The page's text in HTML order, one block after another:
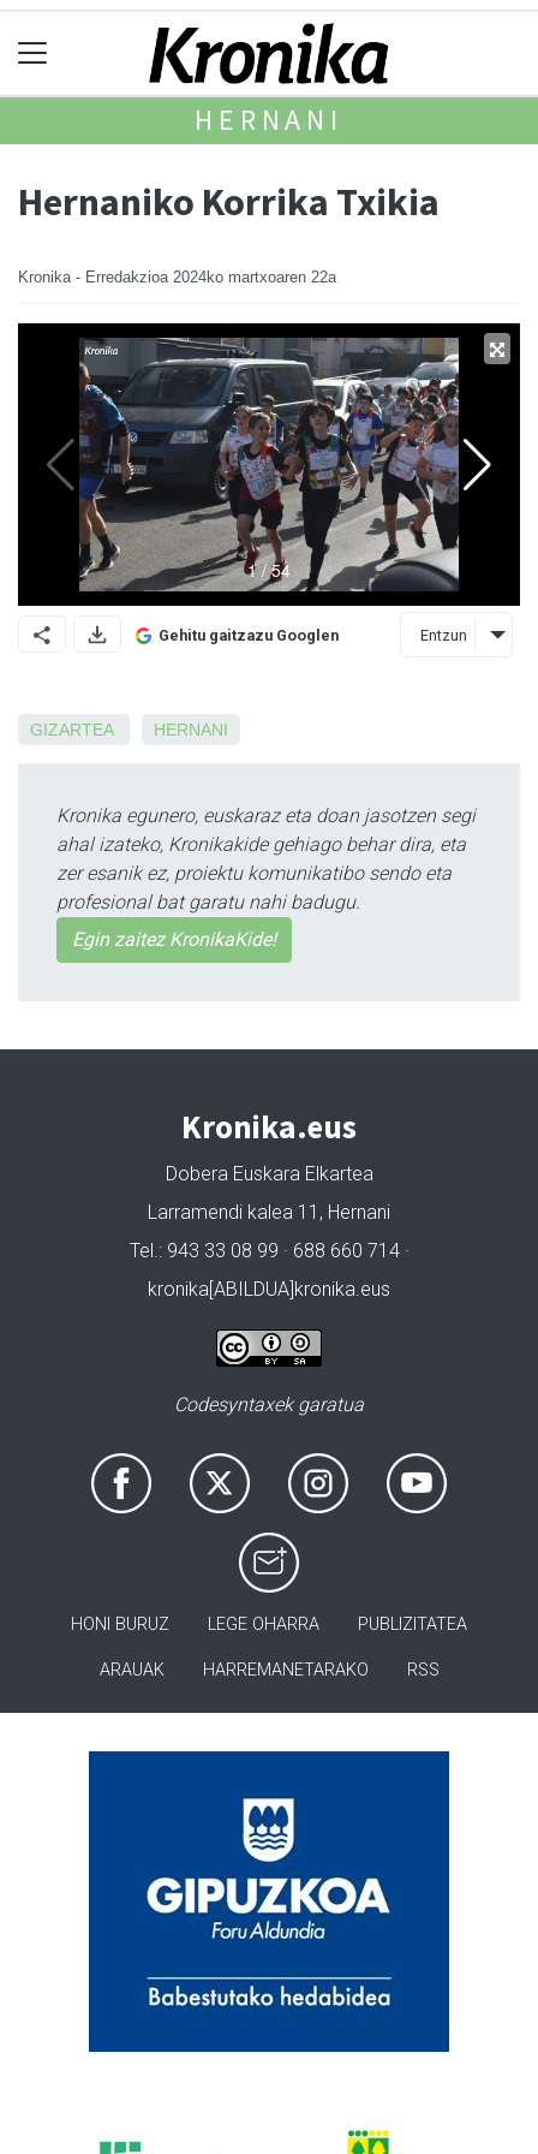
HERNANI
Hernaniko Korrika Txikia
Kronika - Erredakzioa 2024ko martxoaren 22a
Gehitu gaitzazu Googlen Entzun
GIZARTEA HERNANI
Kronika egunero, euskaraz eta doan jasotzen segi
ahal izateko, Kronikakide gehiago behar dira, eta
zer esanik ez, proiektu komunikatibo sendo eta
profesional bat garatu nahi badugu.
Egin zaitez KronikaKide!
Kronika.eus
Dobera Euskara Elkartea
Larramendi kalea 11, Hernani
Tel.: 943 33 08 99 · 688 660 714 ·
kronika[ABILDUA]kronika.eus
Codesyntaxek garatua
HONI BURUZ LEGE OHARRA PUBLIZITATEA
ARAUAK HARREMANETARAKO RSS